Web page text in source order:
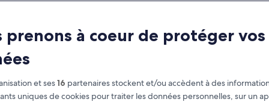
prenons à coeur de protéger vos
et ses16 partenaires stockent et/ou accèdent à des
uniques de cookies pour traiter les données personnelles, sur un